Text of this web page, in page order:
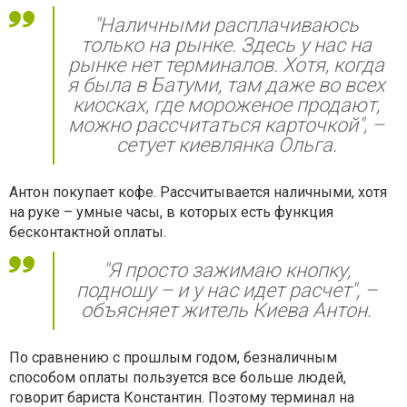
"Наличными расплачиваюсь
только на рынке. Здесь у нас на
рынке нет терминалов. Хотя, когда
я была в Батуми, там даже во всех
киосках, где мороженое продают,
можно рассчитаться карточкой", –
сетует киевлянка Ольга.
Антон покупает кофе. Рассчитывается наличными, хотя
на руке – умные часы, в которых есть функция
бесконтактной оплаты.
"Я просто зажимаю кнопку,
подношу – и у нас идет расчет", –
объясняет житель Киева Антон.
По сравнению с прошлым годом, безналичным
способом оплаты пользуется все больше людей,
говорит бариста Константин. Поэтому терминал на